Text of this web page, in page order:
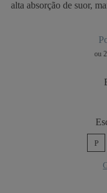
alta absorção de suor,
ou 2
P